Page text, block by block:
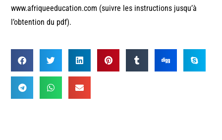
www.afriqueeducation.com (suivre les instructions jusqu’à
l’obtention du pdf).